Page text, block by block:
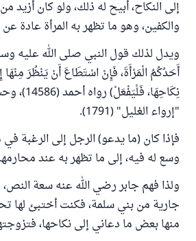
إلى النكاح، أبيح له ذلك، ولو كان أزيد
والكفين، وهو ما تظهر به المرأة عادة
ويدل لذلك قول النبي صلى الله عليه
‌أَحَدُكُمُ الْمَرْأَةَ، فَإِنْ اسْتَطَاعَ أَنْ يَنْظُرَ
نِكَاحِهَا،
"إرواء الغليل" (1791).
فإذا كان (ما يدعو) الرجل إلى الرغبة
وسع له فيه، إلى ما تظهر به عند
ولذا فهم جابر رضي الله عنه سعة
جارية من بني سلمة، فكنت أختبئ لها
منها بعض ما دعاني إلى نكاحها،